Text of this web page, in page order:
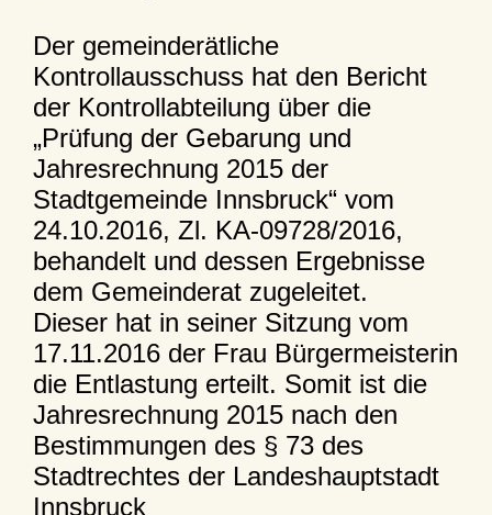
Der gemeinderätliche
Kontrollausschuss hat den Bericht
der Kontrollabteilung über die
„Prüfung der Gebarung und
Jahresrechnung 2015 der
Stadtgemeinde Innsbruck“ vom
24.10.2016, Zl. KA-09728/2016,
behandelt und dessen Ergebnisse
dem Gemeinderat zugeleitet.
Dieser hat in seiner Sitzung vom
17.11.2016 der Frau Bürgermeisterin
die Entlastung erteilt. Somit ist die
Jahresrechnung 2015 nach den
Bestimmungen des § 73 des
Stadtrechtes der Landeshauptstadt
Innsbruck